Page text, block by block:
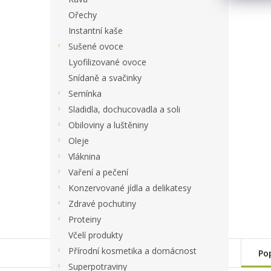
Ořechy
Instantní kaše
Sušené ovoce
Lyofilizované ovoce
Snídaně a svačinky
Semínka
Sladidla, dochucovadla a soli
Obiloviny a luštěniny
Oleje
Vláknina
Vaření a pečení
Konzervované jídla a delikatesy
Zdravé pochutiny
Proteiny
Včelí produkty
Přírodní kosmetika a domácnost
Superpotraviny